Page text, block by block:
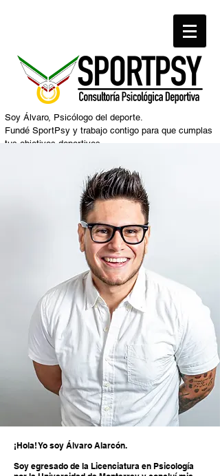
Soy Álvaro, Psicólogo del deporte.
Fundé SportPsy y trabajo contigo para que cumplas
tus objetivos deportivos.
¡Hola! Yo soy Álvaro Alarcón.
Soy egresado de la Licenciatura en Psicología